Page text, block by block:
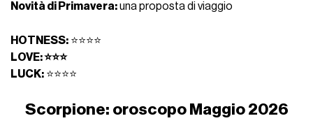
Novità di Primavera:una proposta di viaggio
HOTNESS: ⭐⭐⭐⭐
LOVE: ⭐⭐⭐
LUCK: ⭐⭐⭐⭐
Scorpione: oroscopo Maggio 2026